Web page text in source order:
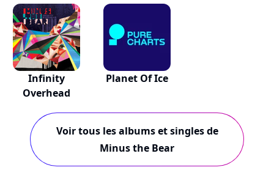
Infinity
Overhead
Planet Of Ice
Voir tous les albums et singles de
Minus the Bear